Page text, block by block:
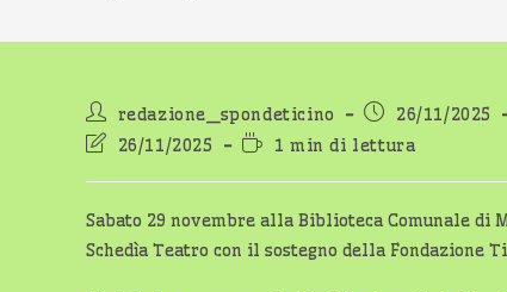
Autore
dell'articolo:
redazione_spondeticino
Articolo
26/11/2025
Ultima
dell'articolo:
26/11/2025
Tempo
lettura:
1 min di lettura
Sabato 29 novembre alla Biblioteca Comunale di
Schedìa Teatro con il sostegno della Fondazione